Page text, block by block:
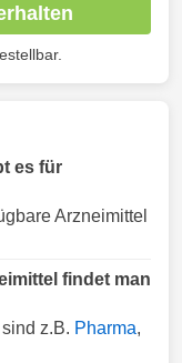
es für
Arzneimittel
findet man
z.B. Pharma,